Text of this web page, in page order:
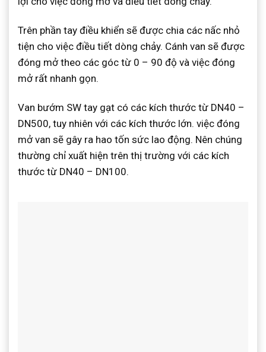
Trên phần tay điều khiển sẽ được chia các nấc nhỏ
tiện cho việc điều tiết dòng chảy. Cánh van sẽ được
đóng mở theo các góc từ 0 – 90 độ và việc đóng
mở rất nhanh gọn.
Van bướm SW tay gạt có các kích thước từ DN40 –
DN500, tuy nhiên với các kích thước lớn. việc đóng
mở van sẽ gây ra hao tốn sức lao động. Nên chúng
thường chỉ xuất hiện trên thị trường với các kích
thước từ DN40 – DN100.